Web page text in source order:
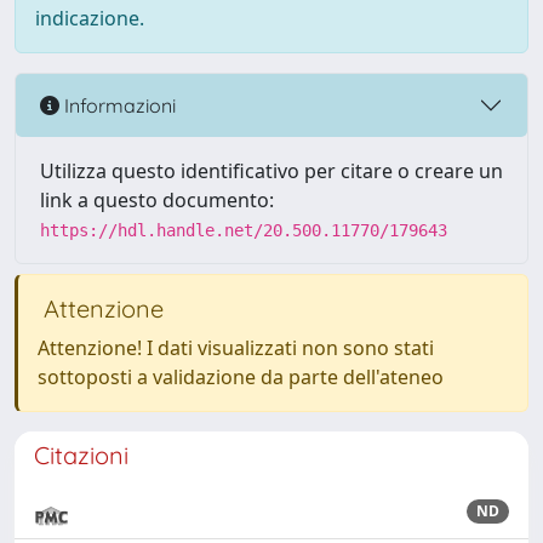
indicazione.
Informazioni
Utilizza questo identificativo per citare o creare un
link a questo documento:
https://hdl.handle.net/20.500.11770/179643
Attenzione
Attenzione! I dati visualizzati non sono stati
sottoposti a validazione da parte dell'ateneo
Citazioni
ND